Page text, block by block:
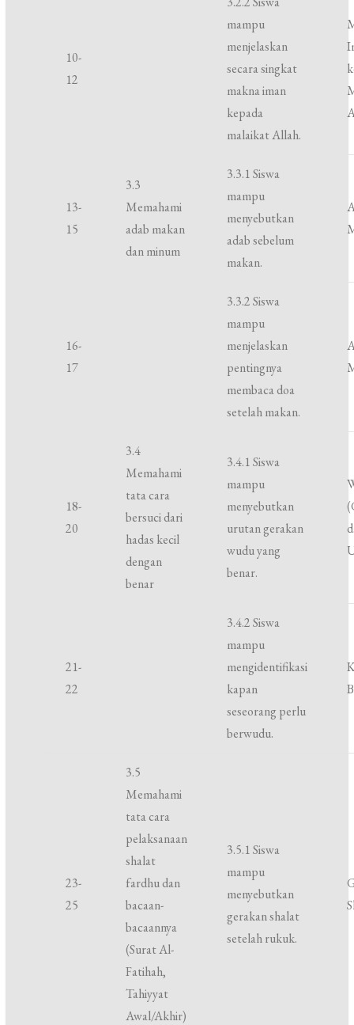
10-
12
mampu
menjelaskan
secara singkat
makna iman
kepada
malaikat Allah.
13-
15
3.3
Memahami
adab makan
dan minum
3.3.1 Siswa
mampu
menyebutkan
adab sebelum
makan.
16-
17
3.3.2 Siswa
mampu
menjelaskan
pentingnya
membaca doa
setelah makan.
18-
20
3.4
Memahami
tata cara
bersuci dari
hadas kecil
dengan
benar
3.4.1 Siswa
mampu
menyebutkan
urutan gerakan
wudu yang
benar.
21-
22
3.4.2 Siswa
mampu
mengidentifikasi
kapan
seseorang perlu
berwudu.
23-
25
3.5
Memahami
tata cara
pelaksanaan
shalat
fardhu dan
bacaan-
bacaannya
(Surat Al-
Fatihah,
Tahiyyat
Awal/Akhir)
3.5.1 Siswa
mampu
menyebutkan
gerakan shalat
setelah rukuk.